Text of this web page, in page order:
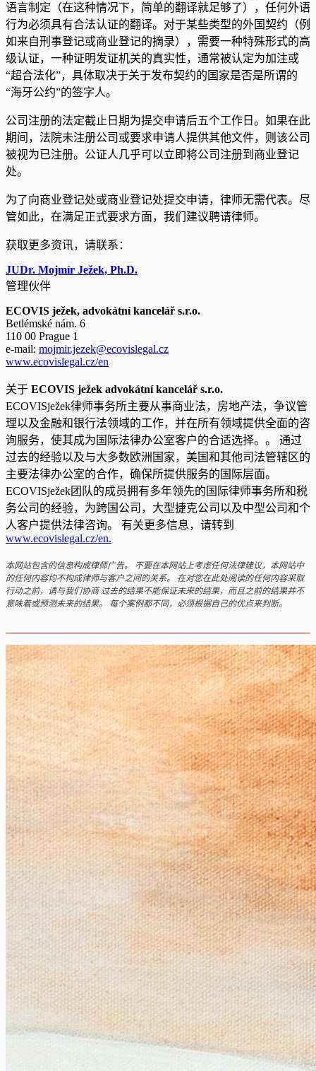
语言制定（在这种情况下，简单的翻译就足够了），任何外语
行为必须具有合法认证的翻译。对于某些类型的外国契约（例
如来自刑事登记或商业登记的摘录），需要一种特殊形式的高
级认证，一种证明发证机关的真实性，通常被认定为加注或
“超合法化”，具体取决于关于发布契约的国家是否是所谓的
“海牙公约”的签字人。
公司注册的法定截止日期为提交申请后五个工作日。如果在此
期间，法院未注册公司或要求申请人提供其他文件，则该公司
被视为已注册。公证人几乎可以立即将公司注册到商业登记
处。
为了向商业登记处或商业登记处提交申请，律师无需代表。尽
管如此，在满足正式要求方面，我们建议聘请律师。
获取更多资讯，请联系：
JUDr. Mojmír Ježek, Ph.D.
管理伙伴
ECOVIS ježek, advokátní kancelář s.r.o.
Betlémské nám. 6
110 00 Prague 1
e-mail: mojmir.jezek@ecovislegal.cz
www.ecovislegal.cz/en
关于 ECOVIS ježek advokátní kancelář s.r.o.
ECOVISježek律师事务所主要从事商业法，房地产法，争议管
理以及金融和银行法领域的工作，并在所有领域提供全面的咨
询服务，使其成为国际法律办公室客户的合适选择。。 通过
过去的经验以及与大多数欧洲国家，美国和其他司法管辖区的
主要法律办公室的合作，确保所提供服务的国际层面。
ECOVISježek团队的成员拥有多年领先的国际律师事务所和税
务公司的经验，为跨国公司，大型捷克公司以及中型公司和个
人客户提供法律咨询。 有关更多信息，请转到
www.ecovislegal.cz/en.
本网站包含的信息构成律师广告。 不要在本网站上考虑任何法律建议，本网站中
的任何内容均不构成律师与客户之间的关系。 在对您在此处阅读的任何内容采取
行动之前，请与我们协商 过去的结果不能保证未来的结果，而且之前的结果并不
意味着或预测未来的结果。 每个案例都不同，必须根据自己的优点来判断。